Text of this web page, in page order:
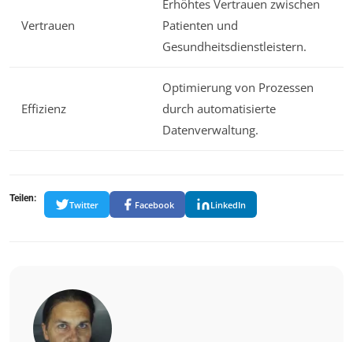
Vertrauen
Erhöhtes Vertrauen zwischen
Patienten und
Gesundheitsdienstleistern.
Effizienz
Optimierung von Prozessen
durch automatisierte
Datenverwaltung.
Teilen:
Twitter Facebook LinkedIn